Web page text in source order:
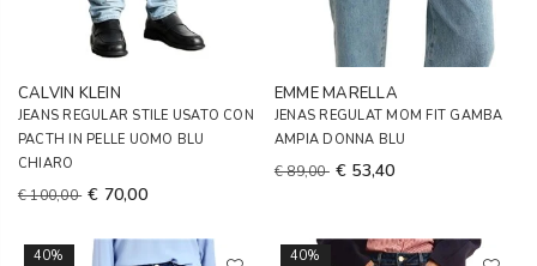
CALVIN KLEIN
JEANS REGULAR STILE USATO CON
PACTH IN PELLE UOMO BLU
CHIARO
€ 100,00 € 70,00
EMME MARELLA
JENAS REGULAT MOM FIT GAMBA
AMPIA DONNA BLU
€ 89,00 € 53,40
40% 40%